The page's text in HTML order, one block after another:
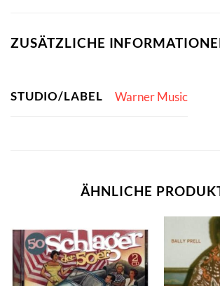
ZUSÄTZLICHE
STUDIO/LABEL Warner Music
ÄHNLICHE